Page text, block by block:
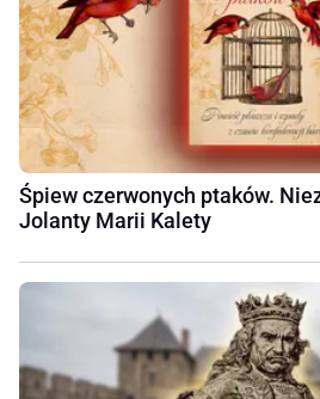
Śpiew czerwonych ptaków.
Jolanty Marii Kalety